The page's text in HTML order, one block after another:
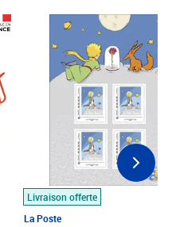
Livraison offerte
La Poste
Prix 7,50€